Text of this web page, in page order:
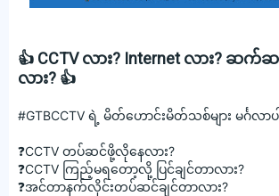
👍 CCTV လား? Internet လား? ဆ
လား? 👍
#GTBCCTV ရဲ့ မိတ်ဟောင်းမိတ်သစ်များ မင်္ဂလာပါ
❓CCTV တပ်ဆင်ဖို့လိုနေလား?
❓CCTV ကြည့်မရတော့လို့ ပြင်ချင်တာလား?
❓အင်တာနက်လိုင်းတပ်ဆင်ချင်တာလား?